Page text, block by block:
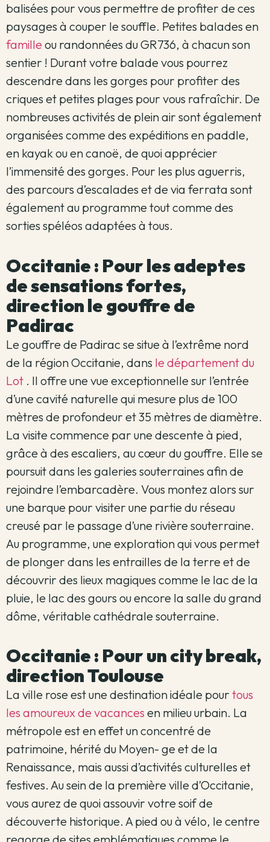
balisées pour vous permettre de profiter de ces
paysages à couper le souffle. Petites balades en
famille ou randonnées du GR736, à chacun son
sentier ! Durant votre balade vous pourrez
descendre dans les gorges pour profiter des
criques et petites plages pour vous rafraîchir. De
nombreuses activités de plein air sont également
organisées comme des expéditions en paddle,
en kayak ou en canoë, de quoi apprécier
l’immensité des gorges. Pour les plus aguerris,
des parcours d’escalades et de via ferrata sont
également au programme tout comme des
sorties spéléos adaptées à tous.
Occitanie : Pour les adeptes
de sensations fortes,
direction le gouffre de
Padirac
Le gouffre de Padirac se situe à l’extrême nord
de la région Occitanie, dans le département du
Lot . Il offre une vue exceptionnelle sur l’entrée
d’une cavité naturelle qui mesure plus de 100
mètres de profondeur et 35 mètres de diamètre.
La visite commence par une descente à pied,
grâce à des escaliers, au cœur du gouffre. Elle se
poursuit dans les galeries souterraines afin de
rejoindre l’embarcadère. Vous montez alors sur
une barque pour visiter une partie du réseau
creusé par le passage d’une rivière souterraine.
Au programme, une exploration qui vous permet
de plonger dans les entrailles de la terre et de
découvrir des lieux magiques comme le lac de la
pluie, le lac des gours ou encore la salle du grand
dôme, véritable cathédrale souterraine.
Occitanie : Pour un city break,
direction Toulouse
La ville rose est une destination idéale pour tous
les amoureux de vacances en milieu urbain. La
métropole est en effet un concentré de
patrimoine, hérité du Moyen- ge et de la
Renaissance, mais aussi d’activités culturelles et
festives. Au sein de la première ville d’Occitanie,
vous aurez de quoi assouvir votre soif de
découverte historique. A pied ou à vélo, le centre